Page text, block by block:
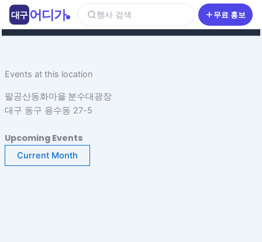
츠
너
뛰
Events at this location
팔공산동화마을 분수대광장
대구 동구 용수동 27-5
Upcoming Events
Current Month
대구 어디가 행사 검색 무료 홍보